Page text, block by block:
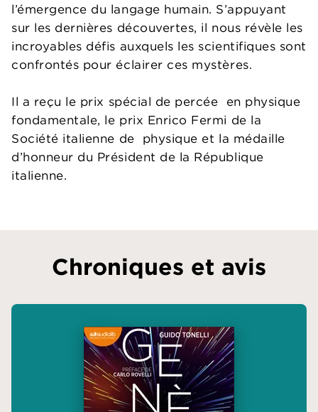
l’émergence du langage humain. S’appuyant
sur les dernières découvertes, il nous révèle les
incroyables défis auxquels les scientifiques sont
confrontés pour éclairer ces mystères.
Il a reçu le prix spécial de percée en physique
fondamentale, le prix Enrico Fermi de la
Société italienne de physique et la médaille
d’honneur du Président de la République
italienne.
Chroniques et avis